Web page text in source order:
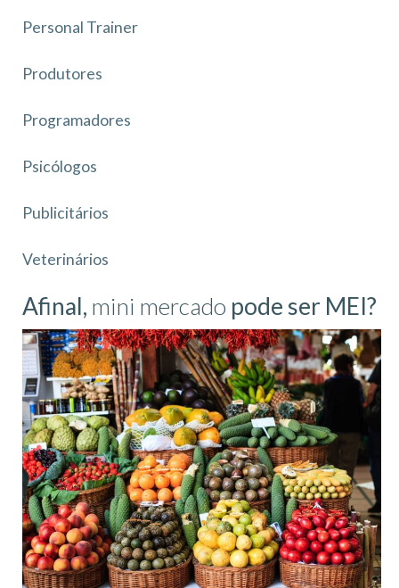
Personal Trainer
Produtores
Programadores
Psicólogos
Publicitários
Veterinários
Afinal, mini mercado pode ser MEI?